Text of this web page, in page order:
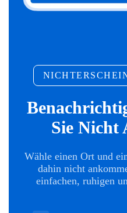
Sie Nicht
Wähle einen Ort und
dahin nicht
einfachen, ruhigen